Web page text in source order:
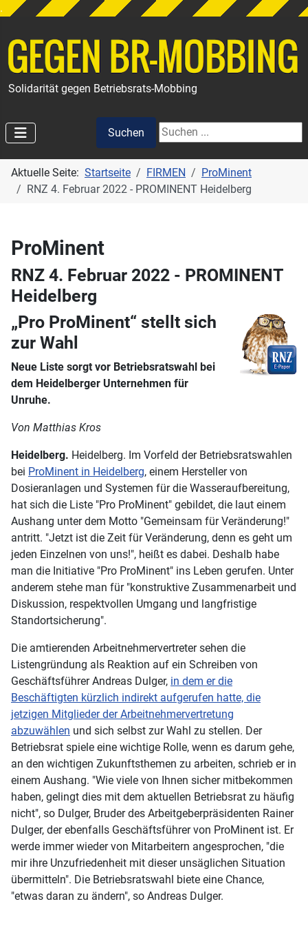
.
Solidarität gegen Betriebsrats-Mobbing
Suchen
Suchen
Aktuelle Seite: Startseite FIRMEN
ProMinent
RNZ 4. Februar 2022 - PROMINENT Heidelberg
ProMinent
RNZ 4. Februar 2022 - PROMINENT
Heidelberg
„Pro ProMinent“ stellt sich
zur Wahl
Neue Liste sorgt vor Betriebsratswahl bei
dem Heidelberger Unternehmen für
Unruhe.
Von Matthias Kros
Heidelberg. Heidelberg. Im Vorfeld der Betriebsratswahlen
bei ProMinent in Heidelberg, einem Hersteller von
Dosieranlagen und Systemen für die Wasseraufbereitung,
hat sich die Liste "Pro ProMinent" gebildet, die laut einem
Aushang unter dem Motto "Gemeinsam für Veränderung!"
antritt. "Jetzt ist die Zeit für Veränderung, denn es geht um
jeden Einzelnen von uns!", heißt es dabei. Deshalb habe
man die Initiative "Pro ProMinent" ins Leben gerufen. Unter
anderem stehe man für "konstruktive Zusammenarbeit und
Diskussion, respektvollen Umgang und langfristige
Standortsicherung".
Die amtierenden Arbeitnehmervertreter sehen die
Listengründung als Reaktion auf ein Schreiben von
Geschäftsführer Andreas Dulger, in dem er die
Beschäftigten kürzlich indirekt aufgerufen hatte, die
jetzigen Mitglieder der Arbeitnehmervertretung
abzuwählen und sich selbst zur Wahl zu stellen. Der
Betriebsrat spiele eine wichtige Rolle, wenn es darum gehe,
an den wichtigen Zukunftsthemen zu arbeiten, schrieb er in
einem Aushang. "Wie viele von Ihnen sicher mitbekommen
haben, gelingt dies mit dem aktuellen Betriebsrat zu häufig
nicht", so Dulger, Bruder des Arbeitgeberpräsidenten Rainer
Dulger, der ebenfalls Geschäftsführer von ProMinent ist. Er
werde immer wieder von Mitarbeitern angesprochen, "die
mir ihre Unzufriedenheit mit dieser unsäglichen Situation
übermitteln". Die Betriebsratswahl biete eine Chance,
"etwas daran zu ändern", so Andreas Dulger.